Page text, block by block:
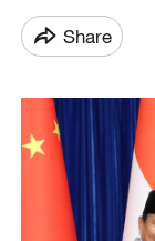
Share